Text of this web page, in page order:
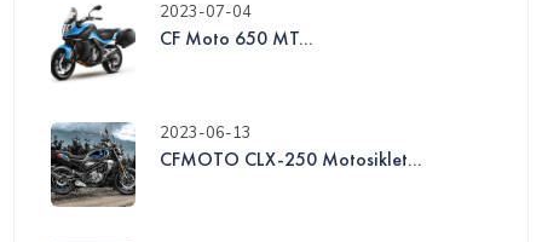
2023-07-04
CF Moto 650 MT...
2023-06-13
CFMOTO CLX-250 Motosiklet...